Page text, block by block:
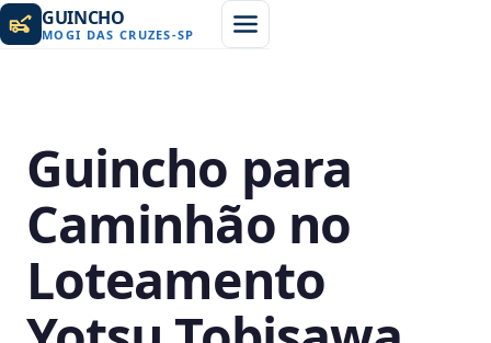
GUINCHO
MOGI DAS CRUZES-SP
Guincho para
Caminhão no
Loteamento